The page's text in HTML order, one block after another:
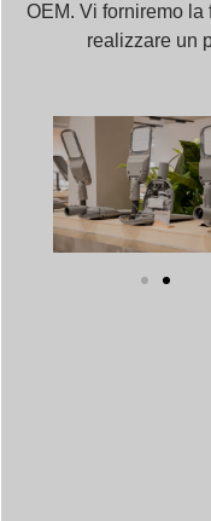
OEM. Vi forniremo
realizzare un